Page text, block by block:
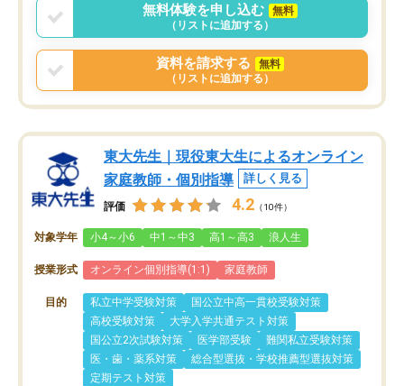
無料体験を申し込む
無料
（リストに追加する）
資料を請求する
無料
（リストに追加する）
東大先生｜現役東大生によるオンライン
家庭教師・個別指導
詳しく見る
評価 4.2 （10件）
対象学年 小4～小6 中1～中3 高1～高3 浪人生
授業形式 オンライン個別指導(1:1) 家庭教師
目的 私立中学受験対策
国公立中高一貫校受験対策
高校受験対策
大学入学共通テスト対策
国公立2次試験対策
医学部受験
難関私立受験対策
医・歯・薬系対策
総合型選抜・学校推薦型選抜対策
定期テスト対策